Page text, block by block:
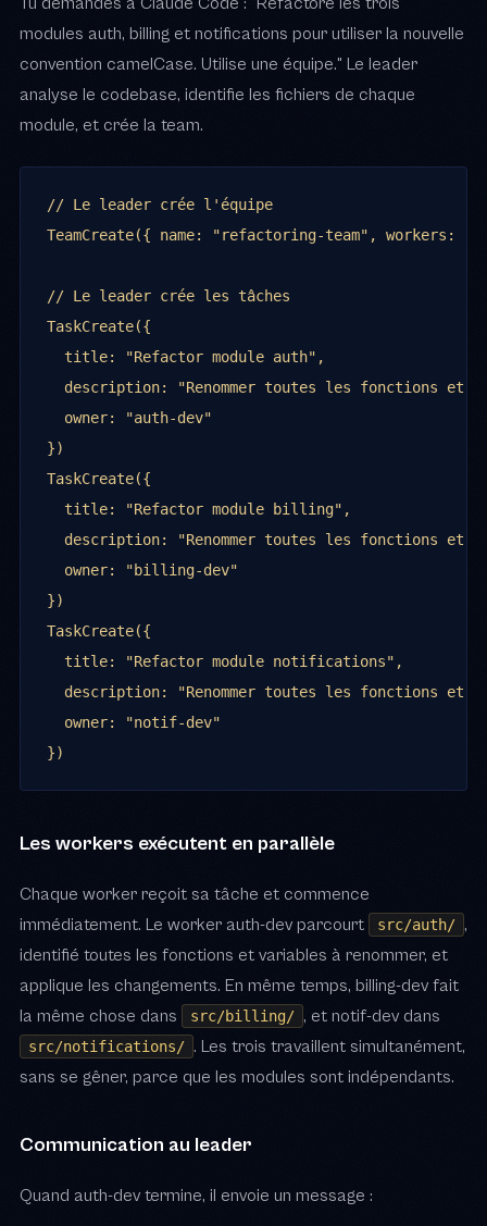
modules auth, billing et notifications pour utiliser la nouvelle
convention camelCase. Utilise une équipe." Le leader
analyse le codebase, identifie les fichiers de chaque
module, et crée la team.
// Le leader crée l'équipe
TeamCreate({ name: "refactoring-team",
// Le leader crée les tâches
TaskCreate({
  title: "Refactor module auth",
description: "Renommer toutes les fonctions et
  owner: "auth-dev"
})
TaskCreate({
  title: "Refactor module billing",
description: "Renommer toutes les fonctions et
  owner: "billing-dev"
})
TaskCreate({
  title: "Refactor module notifications",
description: "Renommer toutes les fonctions et
  owner: "notif-dev"
})
Les workers exécutent en parallèle
Chaque worker reçoit sa tâche et commence
immédiatement. Le worker auth-dev parcourt
src/auth/ ,
identifié toutes les fonctions et variables à renommer, et
applique les changements. En même temps, billing-dev fait
la même chose dans
src/billing/ , et notif-dev dans
src/notifications/ . Les trois travaillent simultanément,
sans se gêner, parce que les modules sont indépendants.
Communication au leader
Quand auth-dev termine, il envoie un message :